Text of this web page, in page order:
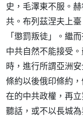
史，毛澤東不服。
共。布列茲涅夫上
「懲罰叛徒」。繼
中共自然不能接受
時，進行所謂亞洲
條約以後俄印條約
在的中共政權，再
聽話，或不以長城